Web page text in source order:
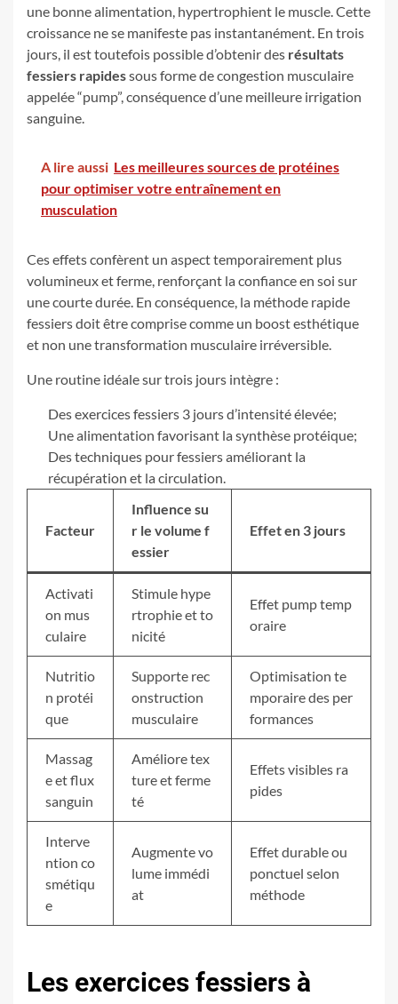
une bonne alimentation, hypertrophient le muscle. Cette
croissance ne se manifeste pas instantanément. En trois
jours, il est toutefois possible d’obtenir des résultats
fessiers rapidessous forme de congestion musculaire
appelée “pump”, conséquence d’une meilleure irrigation
sanguine.
A lire aussi Les meilleures sources de protéines
pour optimiser votre entraînement en
musculation
Ces effets confèrent un aspect temporairement plus
volumineux et ferme, renforçant la confiance en soi sur
une courte durée. En conséquence, la méthode rapide
fessiers doit être comprise comme un boost esthétique
et non une transformation musculaire irréversible.
Une routine idéale sur trois jours intègre :
Des exercices fessiers 3 jours d’intensité élevée;
Une alimentation favorisant la synthèse protéique;
Des techniques pour fessiers améliorant la
récupération et la circulation.
Facteur
Influence su
r le volume f
essier
Effet en 3 jours
Activati
on mus
culaire
Stimule hype
rtrophie et to
nicité
Effet pump temp
oraire
Nutritio
n protéi
que
Supporte rec
onstruction
musculaire
Optimisation te
mporaire des per
formances
Massag
e et flux
sanguin
Améliore tex
ture et ferme
té
Effets visibles ra
pides
Interve
ntion co
smétiqu
e
Augmente vo
lume immédi
at
Effet durable ou
ponctuel selon
méthode
Les exercices fessiers à